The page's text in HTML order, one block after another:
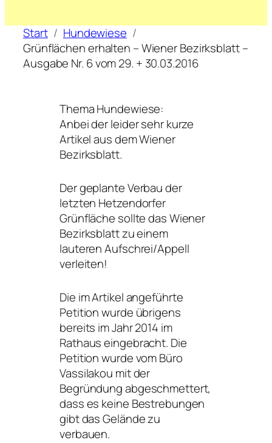
Start
Hundewiese
Grünflächen erhalten – Wiener Bezirksblatt –
Ausgabe Nr. 6 vom 29. + 30.03.2016
Thema Hundewiese:
Anbei der leider sehr kurze
Artikel aus dem Wiener
Bezirksblatt.
Der geplante Verbau der
letzten Hetzendorfer
Grünfläche sollte das Wiener
Bezirksblatt zu einem
lauteren Aufschrei/Appell
verleiten!
Die im Artikel angeführte
Petition wurde übrigens
bereits im Jahr 2014 im
Rathaus eingebracht. Die
Petition wurde vom Büro
Vassilakou mit der
Begründung abgeschmettert,
dass es keine Bestrebungen
gibt das Gelände zu
verbauen.